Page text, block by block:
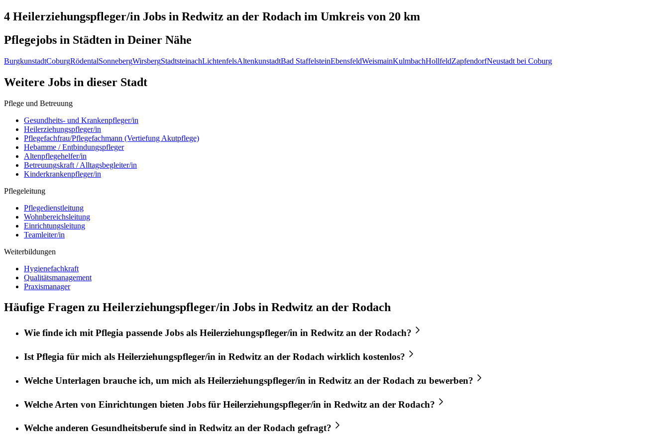
4 Heilerziehungspfleger/in Jobs in Redwitz an der Rodach im Umkreis von 20 km
Pflegejobs in Städten in Deiner Nähe
BurgkunstadtCoburgRödentalSonnebergWirsbergStadtsteinachLichtenfelsAltenkunstadtBad StaffelsteinEbensfeldWeismainKulmbachHollfeldZapfendorfNeustadt bei Coburg
Weitere Jobs in dieser Stadt
Pflege und Betreuung
Gesundheits- und Krankenpfleger/in
Heilerziehungspfleger/in
Pflegefachfrau/Pflegefachmann (Vertiefung Akutpflege)
Hebamme / Entbindungspfleger
Altenpflegehelfer/in
Betreuungskraft / Alltagsbegleiter/in
Kinderkrankenpfleger/in
Pflegeleitung
Pflegedienstleitung
Wohnbereichsleitung
Einrichtungsleitung
Teamleiter/in
Weiterbildungen
Hygienefachkraft
Qualitätsmanagement
Praxismanager
Häufige Fragen zu Heilerziehungspfleger/in Jobs in Redwitz an der Rodach
Wie finde ich mitPflegia passende Jobs als Heilerziehungspfleger/in in Redwitz an der Rodach?
Ist Pflegia für mich als Heilerziehungspfleger/in in Redwitz an der Rodach wirklich kostenlos?
Welche Unterlagen brauche ich, um mich als Heilerziehungspfleger/in in Redwitz an der Rodach zu bewerben?
Welche Arten von Einrichtungen bieten Jobs für Heilerziehungspfleger/in in Redwitz an der Rodach?
Welche anderen Gesundheitsberufe sind in Redwitz an der Rodach gefragt?